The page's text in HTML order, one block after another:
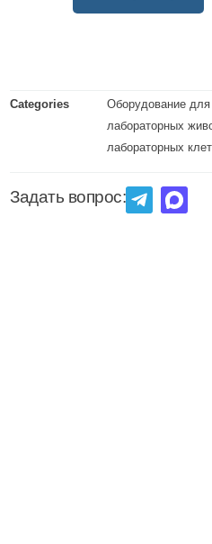
Categories
Оборудование
лабораторных
лабораторных
Задать вопрос: